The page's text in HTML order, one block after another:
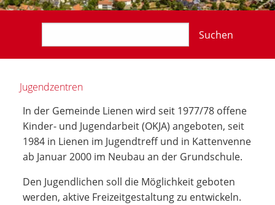
Suchen
Jugendzentren
In der Gemeinde Lienen wird seit 1977/78 offene
Kinder- und Jugendarbeit (OKJA) angeboten, seit
1984 in Lienen im Jugendtreff und in Kattenvenne
ab Januar 2000 im Neubau an der Grundschule.
Den Jugendlichen soll die Möglichkeit geboten
werden, aktive Freizeitgestaltung zu entwickeln.